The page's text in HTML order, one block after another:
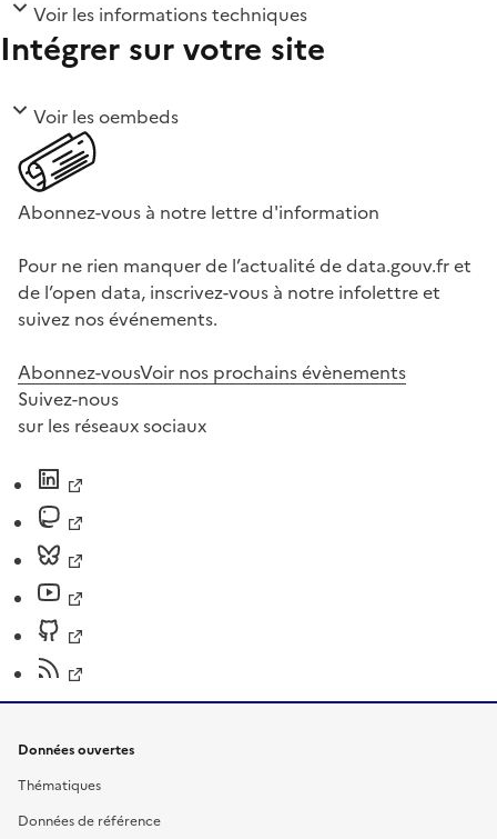
Voir les informations techniques
Intégrer sur votre site
Voir les oembeds
Abonnez-vous à notre lettre d'information
Pour ne rien manquer de l’actualité de data.gouv.fr et
de l’open data, inscrivez-vous à notre infolettre et
suivez nos événements.
Abonnez-vousVoir nos prochains évènements
Suivez-nous
sur les réseaux sociaux
Données ouvertes
Thématiques
Données de référence